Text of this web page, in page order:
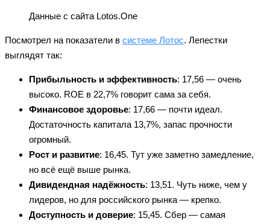
Данные с сайта Lotos.One
Посмотрел на показатели в системе Лотос. Лепестки
выглядят так:
Прибыльность и эффективность: 17,56 — очень
высоко. ROE в 22,7% говорит сама за себя.
Финансовое здоровье: 17,66 — почти идеал.
Достаточность капитала 13,7%, запас прочности
огромный.
Рост и развитие: 16,45. Тут уже заметно замедление,
но всё ещё выше рынка.
Дивидендная надёжность: 13,51. Чуть ниже, чем у
лидеров, но для российского рынка — крепко.
Доступность и доверие: 15,45. Сбер — самая